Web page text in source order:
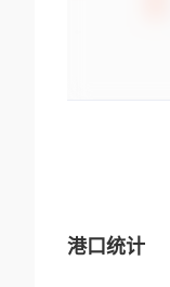
港口统计